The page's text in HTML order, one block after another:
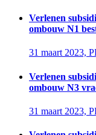
Verlenen
ombouw N1
31 maart 2023,
Verlenen
ombouw N3
31 maart 2023,